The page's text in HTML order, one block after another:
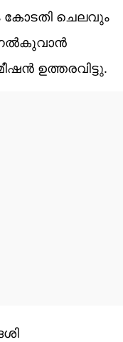
കോടതി ചെലവും
നൽകുവാൻ
ഉത്തരവിട്ടു.